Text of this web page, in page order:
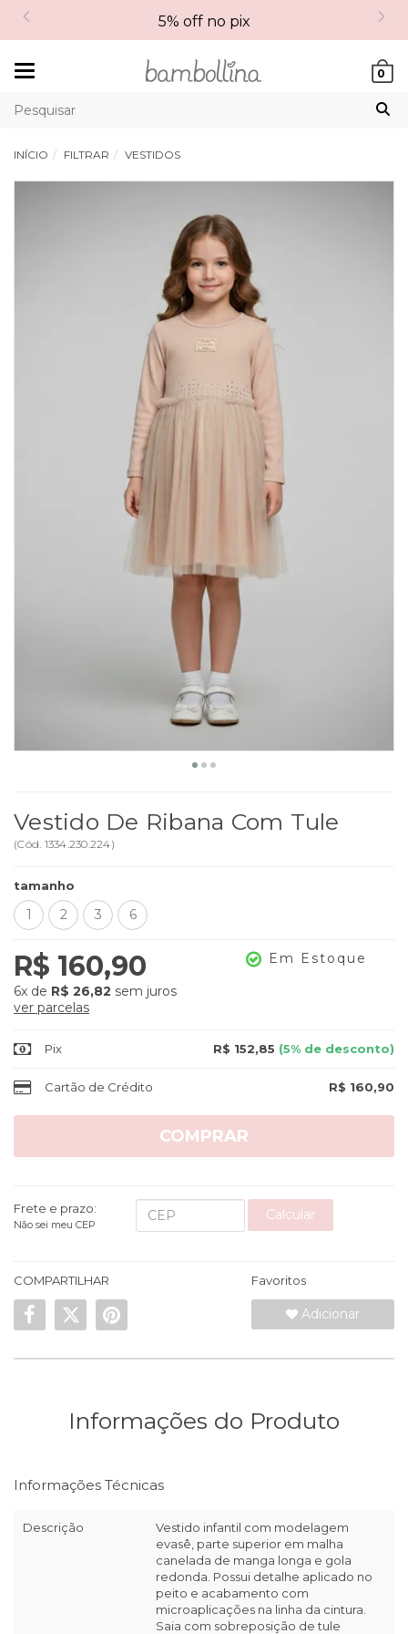
5% off no pix
0
INÍCIO FILTRAR VESTIDOS
Vestido De Ribana Com Tule
(Cód. 1334.230.224)
tamanho
1 2 3 6
R$ 160,90
6x de R$ 26,82 sem juros
ver parcelas
Em Estoque
Pix R$ 152,85 (5% de desconto)
Cartão de Crédito R$ 160,90
COMPRAR
Frete e prazo:
Não sei meu CEP
Calcular
COMPARTILHAR Favoritos
Adicionar
Informações do Produto
Informações Técnicas
Descrição
Vestido infantil com modelagem
evasê, parte superior em malha
canelada de manga longa e gola
redonda. Possui detalhe aplicado no
peito e acabamento com
microaplicações na linha da cintura.
Saia com sobreposição de tule